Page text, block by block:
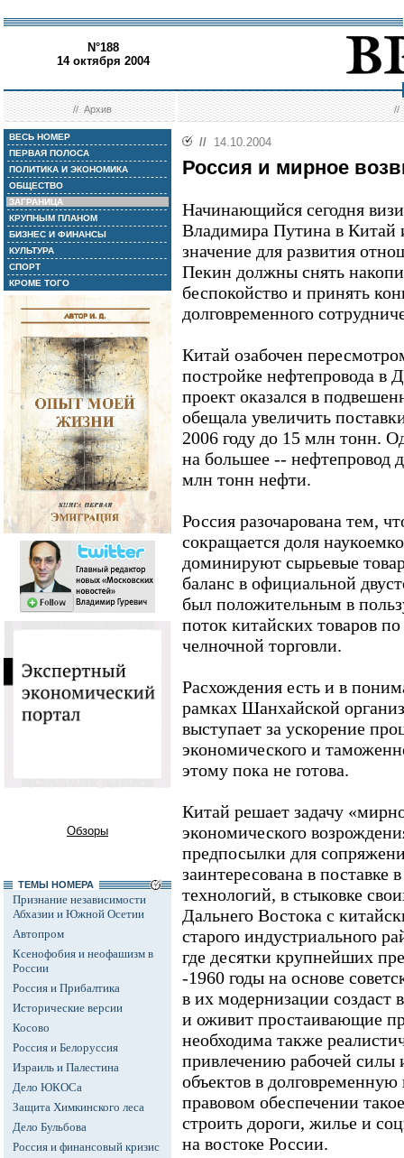
N°188
14 октября 2004
//Архив //
ВЕСЬ НОМЕР
ПЕРВАЯ ПОЛОСА
ПОЛИТИКА И ЭКОНОМИКА
ОБЩЕСТВО
ЗАГРАНИЦА
КРУПНЫМ ПЛАНОМ
БИЗНЕС И ФИНАНСЫ
КУЛЬТУРА
СПОРТ
КРОМЕ ТОГО
Обзоры
ТЕМЫ НОМЕРА
Признание независимости
Абхазии и Южной Осетии
Автопром
Ксенофобия и неофашизм в
России
Россия и Прибалтика
Исторические версии
Косово
Россия и Белоруссия
Израиль и Палестина
Дело ЮКОСа
Защита Химкинского леса
Дело Бульбова
Россия и финансовый кризис
// 14.10.2004
Россия и мирное
Начинающийся сегодня
Владимира Путина в Китай
значение для развития
Пекин должны снять
беспокойство и принять
долговременного
Китай озабочен
постройке нефтепровода в
проект оказался в
обещала увеличить
2006 году до 15 млн тонн.
на большее -- нефтепровод
млн тонн нефти.
Россия разочарована тем,
сокращается доля
доминируют сырьевые
баланс в официальной
был положительным в
поток китайских товаров
челночной торговли.
Расхождения есть и в
рамках Шанхайской
выступает за ускорение
экономического и
этому пока не готова.
Китай решает задачу
экономического
предпосылки для
заинтересована в
технологий, в стыковке
Дальнего Востока с
старого индустриального
где десятки крупнейших
-1960 годы на основе
в их модернизации создаст
и оживит простаивающие
необходима также
привлечению рабочей силы
объектов в
правовом обеспечении
строить дороги, жилье и
на востоке России.